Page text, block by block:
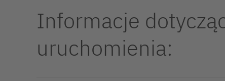
Informacje
uruchomienia: